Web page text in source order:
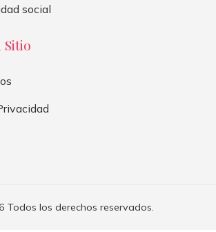
social
Sitio
Todos los derechos reservados.